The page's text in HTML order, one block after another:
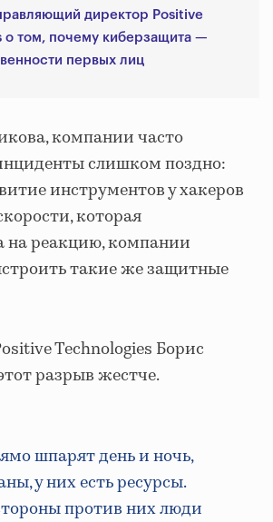
директор Positive
о том, почему киберзащита —
первых лиц
компании часто
слишком поздно:
инструментов у хакеров
которая
на реакцию, компании
такие же защитные
Technologies Борис
разрыв жестче.
шпарят день и ночь,
у них есть ресурсы.
против них люди